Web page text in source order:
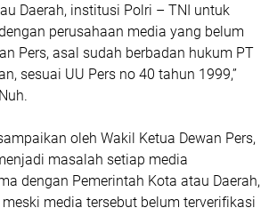
Daerah, institusi Polri – TNI untuk
perusahaan media yang belum
Pers, asal sudah berbadan hukum PT
sesuai UU Pers no 40 tahun 1999,”
oleh Wakil Ketua Dewan Pers,
masalah setiap media
dengan Pemerintah Kota atau Daerah,
media tersebut belum terverifikasi